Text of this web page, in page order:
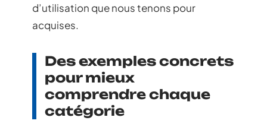
d’utilisation que nous tenons pour
acquises.
Des exemples concrets
pour mieux
comprendre chaque
catégorie